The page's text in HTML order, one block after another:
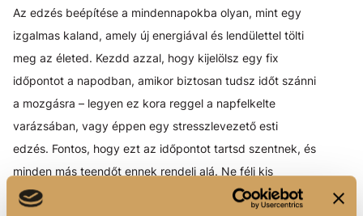
Az edzés beépítése a mindennapokba olyan, mint egy
izgalmas kaland, amely új energiával és lendülettel tölti
meg az életed. Kezdd azzal, hogy kijelölsz egy fix
időpontot a napodban, amikor biztosan tudsz időt szánni
a mozgásra – legyen ez kora reggel a napfelkelte
varázsában, vagy éppen egy stresszlevezető esti
edzés. Fontos, hogy ezt az időpontot tartsd szentnek, és
minden más teendőt ennek rendelj alá. Ne félj kis
lépésekben kezdeni: már napi 10-15 perc séta is